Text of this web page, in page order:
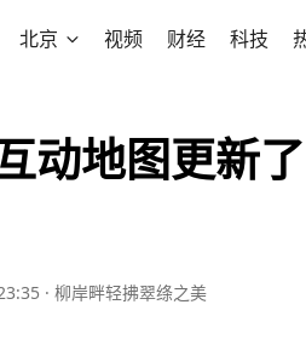
北京 视频 财经 科技
动地图更新
· 柳岸畔轻拂翠绦之美